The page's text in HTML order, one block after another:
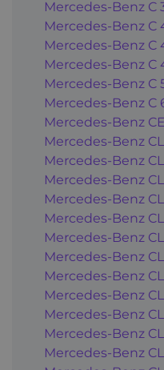
Mercedes-Benz C
Mercedes-Benz C
Mercedes-Benz C
Mercedes-Benz C
Mercedes-Benz C
Mercedes-Benz C
Mercedes-Benz
Mercedes-Benz
Mercedes-Benz
Mercedes-Benz
Mercedes-Benz
Mercedes-Benz
Mercedes-Benz
Mercedes-Benz
Mercedes-Benz
Mercedes-Benz
Mercedes-Benz
Mercedes-Benz
Mercedes-Benz